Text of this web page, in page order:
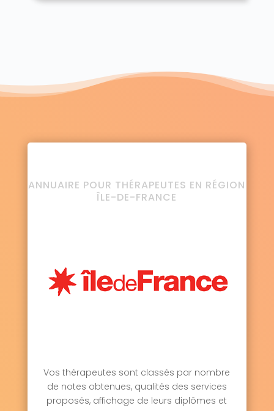
ANNUAIRE POUR THÉRAPEUTES EN RÉGION
ÎLE-DE-FRANCE
Vos thérapeutes sont classés par nombre
de notes obtenues, qualités des services
proposés, affichage de leurs diplômes et